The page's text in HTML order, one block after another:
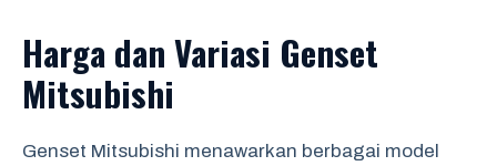
Harga dan Variasi Genset
Mitsubishi
Genset Mitsubishi menawarkan berbagai model